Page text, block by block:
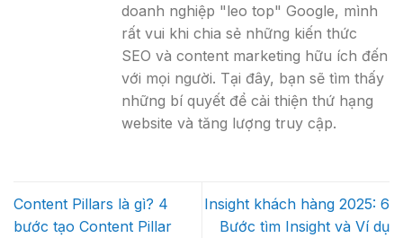
doanh nghiệp "leo top" Google, mình
rất vui khi chia sẻ những kiến thức
SEO và content marketing hữu ích đến
với mọi người. Tại đây, bạn sẽ tìm thấy
những bí quyết để cải thiện thứ hạng
website và tăng lượng truy cập.
Content Pillars là gì? 4
bước tạo Content Pillar
Insight khách hàng 2025: 6
Bước tìm Insight và Ví dụ